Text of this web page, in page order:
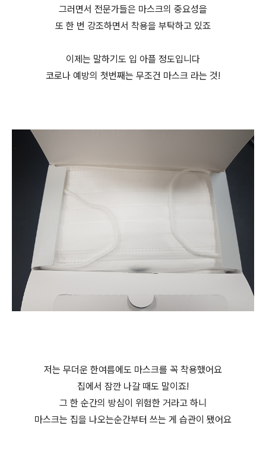
그러면서 전문가들은 마스크의 중요성을
또 한 번 강조하면서 착용을 부탁하고 있죠
이제는 말하기도 입 아플 정도입니다
코로나 예방의 첫번째는 무조건 마스크 라는 것!
저는 무더운 한여름에도 마스크를 꼭 착용했어요
집에서 잠깐 나갈 때도 말이죠!
그 한 순간의 방심이 위험한 거라고 하니
마스크는 집을 나오는순간부터 쓰는 게 습관이 됐어요